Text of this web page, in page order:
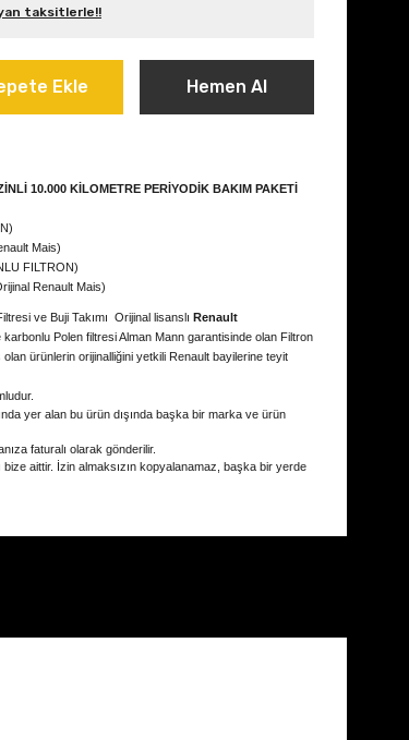
taksitlerle!!
Ekle Hemen Al
10.000 KİLOMETRE PERİYODİK BAKIM PAKETİ
Mais)
FILTRON)
Renault Mais)
ve Buji Takımı Orijinal lisanslı Renault
Polen filtresi Alman Mann garantisinde olan Filtron
ürünlerin orijinalliğini yetkili Renault bayilerine teyit
yer alan bu ürün dışında başka bir marka ve ürün
faturalı olarak gönderilir.
bize aittir. İzin almaksızın kopyalanamaz, başka bir yerde